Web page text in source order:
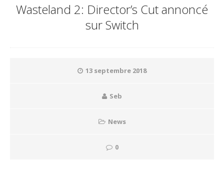
Wasteland 2: Director’s Cut annoncé
sur Switch
13 septembre 2018
Seb
News
0